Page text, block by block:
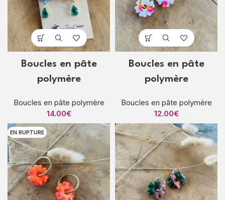
Boucles en pâte
polymère
Boucles en pâte polymère
14.00€
Boucles en pâte
polymère
Boucles en pâte polymère
12.00€
EN RUPTURE